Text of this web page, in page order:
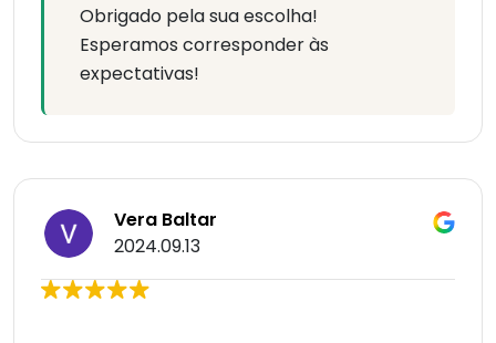
Obrigado pela sua escolha!
Esperamos corresponder às
expectativas!
Vera Baltar
2024.09.13